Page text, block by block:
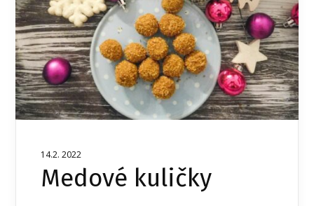
14.2. 2022
Medové kuličky